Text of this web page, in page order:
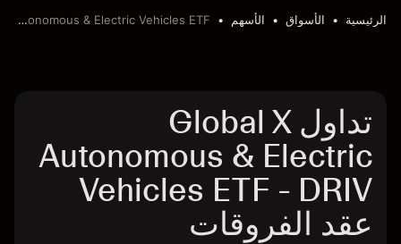
الرئيسية الأسواق الأسهم Global X Autonomous & Electric Vehicles ETF
تداول Global X
Autonomous & Electric
Vehicles ETF - DRIV
عقد الفروقات